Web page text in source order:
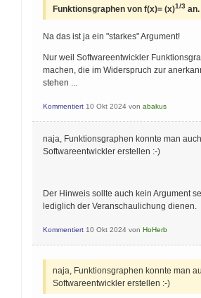
Funktionsgraphen von f(x)= (x)1/3 an.
Na das ist ja ein "starkes" Argument!
Nur weil Softwareentwickler
machen, die im Widerspruch zur
stehen ...
Kommentiert 10 Okt 2024 von abakus
naja, Funktionsgraphen konnte man
Softwareentwickler erstellen :-)
Der Hinweis sollte auch kein Argument
lediglich der Veranschaulichung dienen.
Kommentiert 10 Okt 2024 von HoHerb
naja, Funktionsgraphen konnte man
Softwareentwickler erstellen :-)